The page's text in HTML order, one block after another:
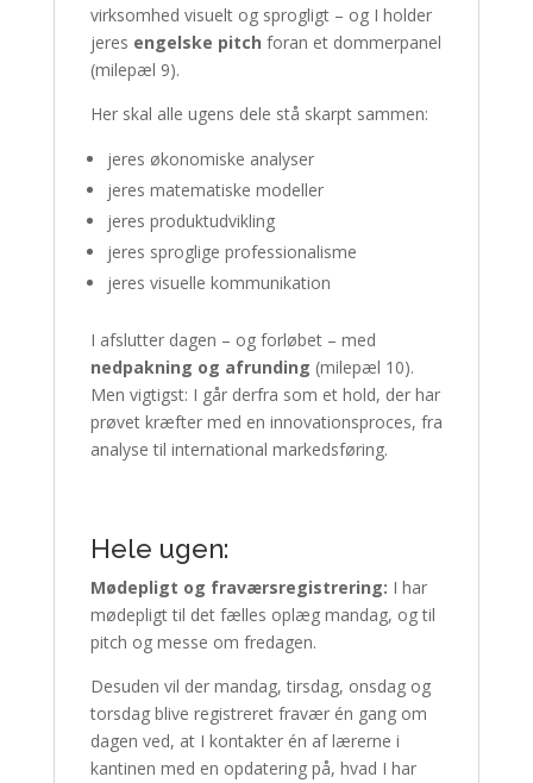
virksomhed visuelt og sprogligt – og I holder
jeres engelske pitch foran et dommerpanel
(milepæl 9).
Her skal alle ugens dele stå skarpt sammen:
jeres økonomiske analyser
jeres matematiske modeller
jeres produktudvikling
jeres sproglige professionalisme
jeres visuelle kommunikation
I afslutter dagen – og forløbet – med
nedpakning og afrunding (milepæl 10).
Men vigtigst: I går derfra som et hold, der har
prøvet kræfter med en innovationsproces, fra
analyse til international markedsføring.
Hele ugen:
Mødepligt og fraværsregistrering: I har
mødepligt til det fælles oplæg mandag, og til
pitch og messe om fredagen.
Desuden vil der mandag, tirsdag, onsdag og
torsdag blive registreret fravær én gang om
dagen ved, at I kontakter én af lærerne i
kantinen med en opdatering på, hvad I har